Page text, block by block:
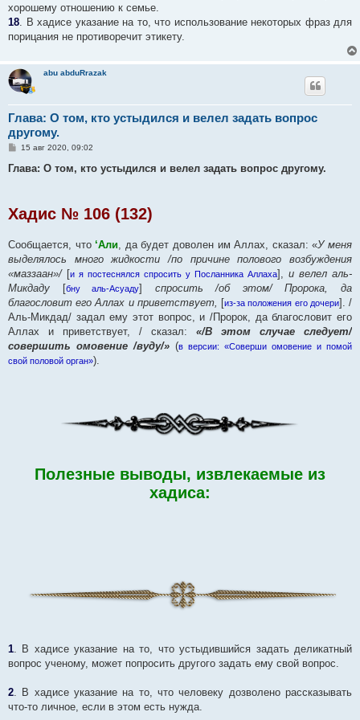
хорошему отношению к семье.
18 . В хадисе указание на то, что использование некоторых фраз для
порицания не противоречит этикету.
abu abduRrazak
Глава: О том, кто устыдился и велел задать вопрос
другому.
С
о
и
15 авг 2020, 09:02
Глава: О том, кто устыдился и велел задать вопрос другому.
Хадис № 106 (132)
Сообщается, что‘Али, да будет доволен им Аллах, сказал: «У меня
выделялось много жидкости /по причине полового возбуждения
«маззаан»/[и я постеснялся спросить у Посланника Аллаха], и велел аль-
Микдаду [бну аль-Асуаду] спросить /об этом/ Пророка, да
благословит его Аллах и приветствует, [из-за положения его дочери]. /
Аль-Микдад/ задал ему этот вопрос, и /Пророк, да благословит его
Аллах и приветствует, / сказал: «/В этом случае следует/
совершить омовение /вуду/» (в версии: «Соверши омовение и помой
свой половой орган»).
Полезные выводы, извлекаемые из
хадиса:
1 . В хадисе указание на то, что устыдившийся задать деликатный
вопрос ученому, может попросить другого задать ему свой вопрос.
2 . В хадисе указание на то, что человеку дозволено рассказывать
что-то личное, если в этом есть нужда.